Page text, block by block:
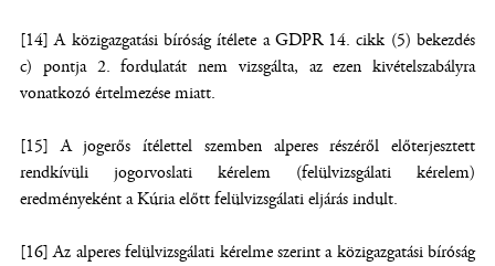
[14] A közigazgatási bíróság ítélete a GDPR 14. cikk (5) bekezdés
c) pontja 2. fordulatát nem vizsgálta, az ezen kivételszabályra
vonatkozó értelmezése miatt.
[15] A jogerős ítélettel szemben alperes részéről előterjesztett
rendkívüli jogorvoslati kérelem (felülvizsgálati kérelem)
eredményeként a Kúria előtt felülvizsgálati eljárás indult.
[16] Az alperes felülvizsgálati kérelme szerint a közigazgatási bíróság